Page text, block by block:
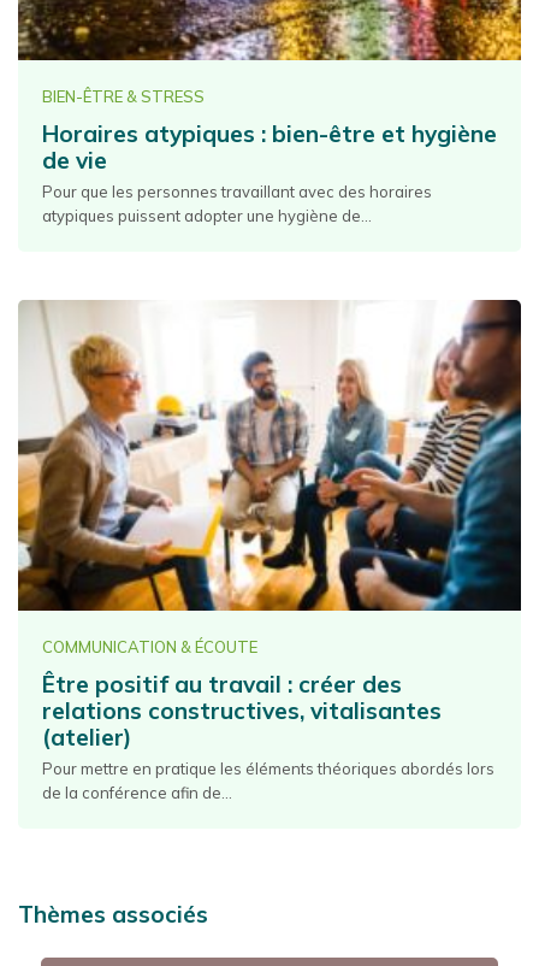
BIEN-ÊTRE & STRESS
Horaires atypiques : bien-être et hygiène
de vie
Pour que les personnes travaillant avec des horaires
atypiques puissent adopter une hygiène de...
COMMUNICATION & ÉCOUTE
Être positif au travail : créer des
relations constructives, vitalisantes
(atelier)
Pour mettre en pratique les éléments théoriques abordés lors
de la conférence afin de...
Thèmes associés